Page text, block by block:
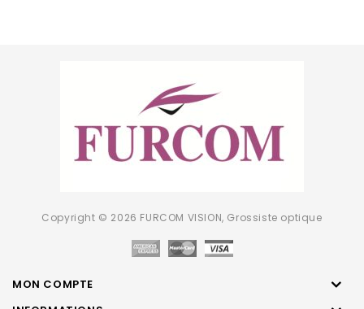
Copyright © 2026 FURCOM VISION, Grossiste optique
MON COMPTE